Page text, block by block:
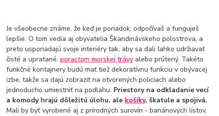
Je všeobecne známe, že keď je poriadok, odpočívaš a funguješ
lepšie. O tom vedia aj obyvatelia Škandinávskeho polostrova, a
preto usporiadajú svoje interiéry tak, aby sa dali ľahko udržiavať
čisté a upratané.porastom morskej trávy alebo prútený. Takéto
funkčné kontajnery budú mať tiež dekoratívnu funkciu v obývacej
izbe, takže sa dajú zobraziť na otvorených policiach alebo
jednoducho umiestniť na podlahu. Priestory na odkladanie vecí
a komody hrajú dôležitú úlohu, ale košíky, škatule a spojivá.
Mali by byť vyrobené aj z prírodných surovín - banánových listov,